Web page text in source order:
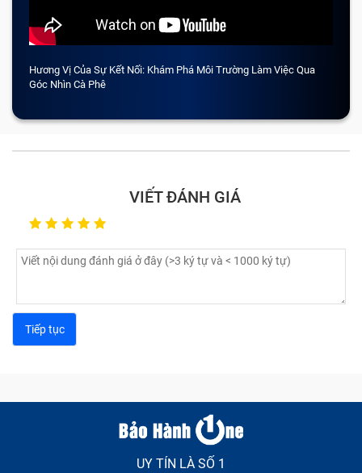
Hương Vị Của Sự Kết Nối: Khám Phá Môi Trường Làm Việc Qua
Góc Nhìn Cà Phê
VIẾT ĐÁNH GIÁ
UY TÍN LÀ SỐ 1